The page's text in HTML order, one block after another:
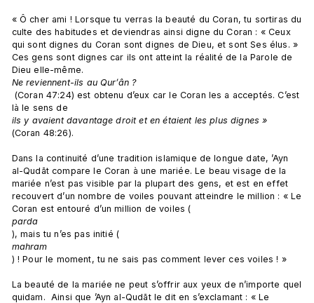
« Ô cher ami ! Lorsque tu verras la beauté du Coran, tu sortiras du
culte des habitudes et deviendras ainsi digne du Coran : « Ceux
qui sont dignes du Coran sont dignes de Dieu, et sont Ses élus. »
Ces gens sont dignes car ils ont atteint la réalité de la Parole de
Dieu elle-même.
Ne reviennent-ils au Qur’ân ?
là le sens de
ils y avaient davantage droit et en étaient les plus dignes »
(Coran 48:26).
Dans la continuité d’une tradition islamique de longue date, ’Ayn
al-Qudāt compare le Coran à une mariée. Le beau visage de la
mariée n’est pas visible par la plupart des gens, et est en effet
recouvert d’un nombre de voiles pouvant atteindre le million : « Le
Coran est entouré d’un million de voiles (
parda
), mais tu n’es pas initié (
mahram
) ! Pour le moment, tu ne sais pas comment lever ces voiles ! »
La beauté de la mariée ne peut s’offrir aux yeux de n’importe quel
quidam.  Ainsi que ’Ayn al-Qudāt le dit en s’exclamant : « Le